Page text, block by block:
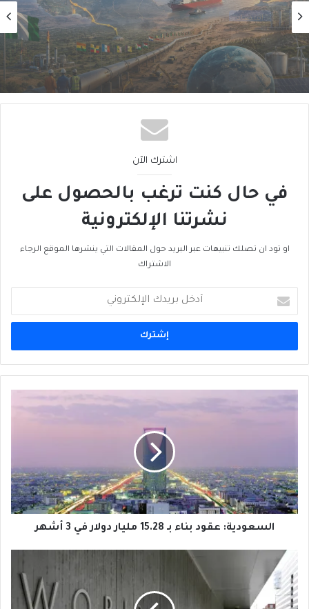
أول
2026/08/02
من الغاز إلى الجغرافيا السياسية… ماذا يُغيّرُ خط
نيجيريا–المغرب؟
اشترك الآن
في حال كنت ترغب بالحصول على
نشرتنا الإلكترونية
او تود ان تصلك تنبيهات عبر البريد حول المقالات التي ينشرها الموقع الرجاء
الاشتراك
بريدك
الإلكتروني
السعودية:
مليار
دولار
في
3
السعودية: عقود بناء بـ 15.28 مليار دولار في 3 أشهر
البنك
الدولي
يخفض
توقعاته